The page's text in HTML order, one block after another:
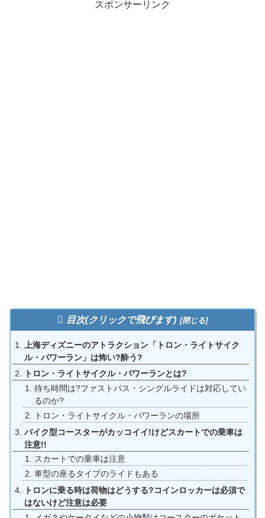
スポンサーリンク
目次(クリックで飛びます)
上海ディズニーのアトラクション「トロン・ライトサイク
ル・パワーラン」は怖い?酔う?
トロン・ライトサイクル・パワーランとは?
待ち時間は?ファストパス・シングルライドは対応してい
るのか?
トロン・ライトサイクル・パワーランの場所
バイク型コースターがカッコイイ!けどスカートでの乗車は
注意!!
スカートでの乗車は注意
車型の座るタイプのライドもある
トロンに乗る時は荷物はどうする?コインロッカーは必須で
はないけど注意は必要